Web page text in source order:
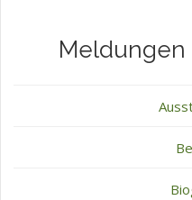
Meldungen